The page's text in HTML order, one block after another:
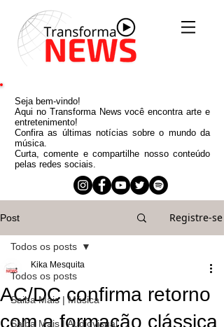
Seja bem-vindo!
Aqui no Transforma News você encontra arte e
entretenimento!
Confira as últimas notícias sobre o mundo da
música.
Curta, comente e compartilhe nosso conteúdo
pelas redes sociais.
Post Registre-se
Todos os posts
Saiba Mais | Música
Saiba Mais | Audiovisual
Todos os posts
AC/DC confirma retorno
com a formação clássica
Kika Mesquita